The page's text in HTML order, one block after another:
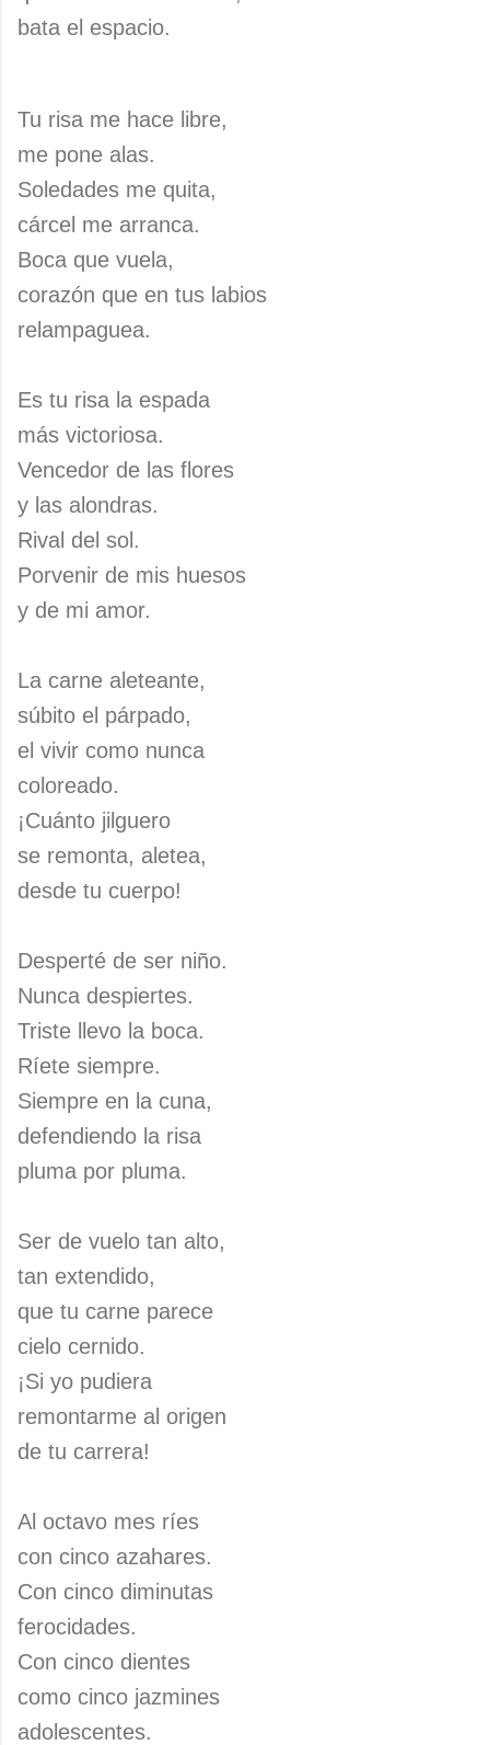
bata el espacio.
Tu risa me hace libre,
me pone alas.
Soledades me quita,
cárcel me arranca.
Boca que vuela,
corazón que en tus labios
relampaguea.
Es tu risa la espada
más victoriosa.
Vencedor de las flores
y las alondras.
Rival del sol.
Porvenir de mis huesos
y de mi amor.
La carne aleteante,
súbito el párpado,
el vivir como nunca
coloreado.
¡Cuánto jilguero
se remonta, aletea,
desde tu cuerpo!
Desperté de ser niño.
Nunca despiertes.
Triste llevo la boca.
Ríete siempre.
Siempre en la cuna,
defendiendo la risa
pluma por pluma.
Ser de vuelo tan alto,
tan extendido,
que tu carne parece
cielo cernido.
¡Si yo pudiera
remontarme al origen
de tu carrera!
Al octavo mes ríes
con cinco azahares.
Con cinco diminutas
ferocidades.
Con cinco dientes
como cinco jazmines
adolescentes.